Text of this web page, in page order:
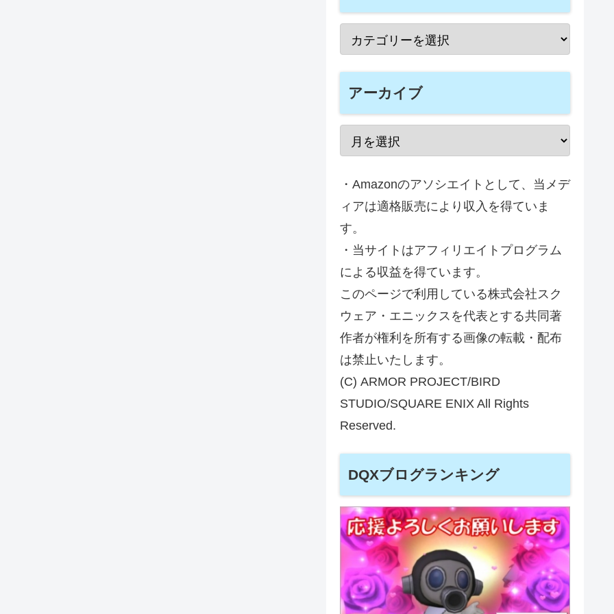
アーカイブ
・Amazonのアソシエイトとして、当メデ
ィアは適格販売により収入を得ていま
す。
・当サイトはアフィリエイトプログラム
による収益を得ています。
このページで利用している株式会社スク
ウェア・エニックスを代表とする共同著
作者が権利を所有する画像の転載・配布
は禁止いたします。
(C) ARMOR PROJECT/BIRD
STUDIO/SQUARE ENIX All Rights
Reserved.
DQXブログランキング